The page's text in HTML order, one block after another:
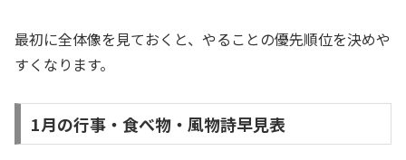
最初に全体像を見ておくと、やることの優先順位を決めや
すくなります。
1月の行事・食べ物・風物詩早見表